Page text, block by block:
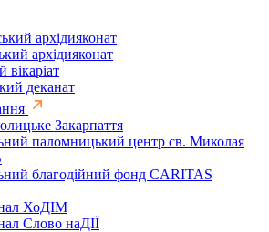
архідияконат
архідияконат
вікаріат
деканат
Закарпаття
паломницький центр св. Миколая
благодійний фонд CARITAS
ХоДІМ
Слово наДІЇ